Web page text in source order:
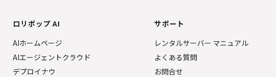
ロリポップ AI
AIホームページ
AIエージェントクラウド
デプロイナウ
サポート
レンタルサーバー マニュアル
よくある質問
お問合せ